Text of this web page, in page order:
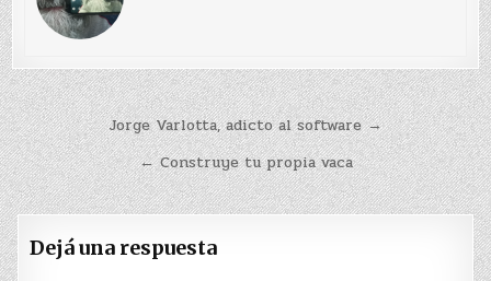
Navegación
de
entradas
Jorge Varlotta, adicto al software →
← Construye tu propia vaca
Dejá una respuesta